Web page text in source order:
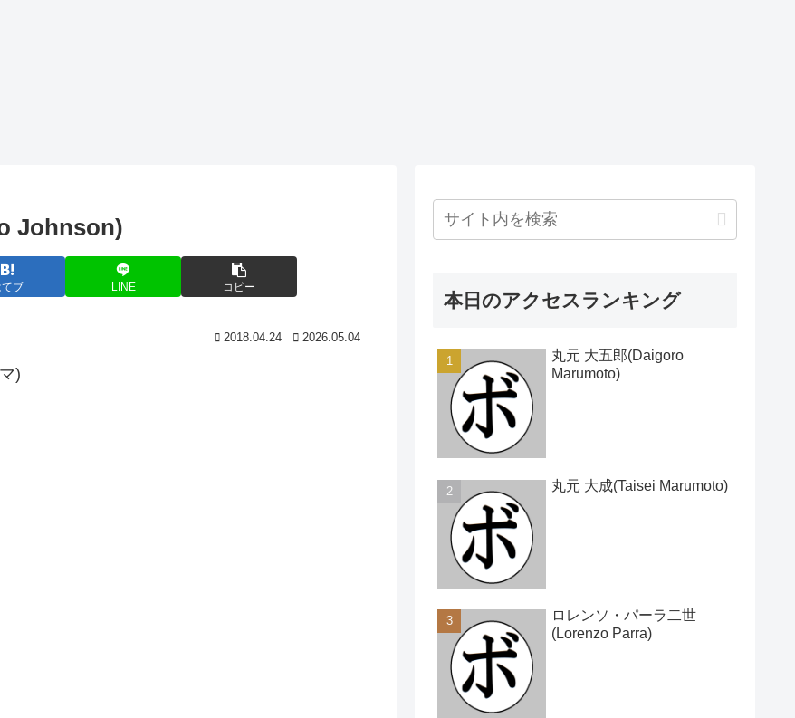
Johnson)
ブ LINE コピー
2018.04.24 2026.05.04
)
本日のアクセスランキング
丸元 大五郎(Daigoro
Marumoto)
丸元 大成(Taisei Marumoto)
ロレンソ・パーラ二世
(Lorenzo Parra)